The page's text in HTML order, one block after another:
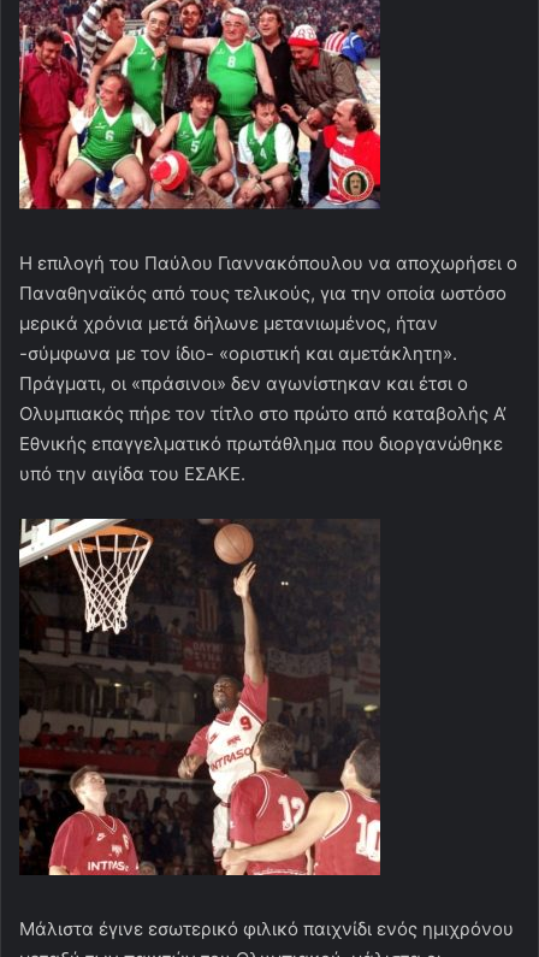
Η επιλογή του Παύλου Γιαννακόπουλου να αποχωρήσει ο
Παναθηναϊκός από τους τελικούς, για την οποία ωστόσο
μερικά χρόνια μετά δήλωνε μετανιωμένος, ήταν
-σύμφωνα με τον ίδιο- «οριστική και αμετάκλητη».
Πράγματι, οι «πράσινοι» δεν αγωνίστηκαν και έτσι ο
Ολυμπιακός πήρε τον τίτλο στο πρώτο από καταβολής Α’
Εθνικής επαγγελματικό πρωτάθλημα που διοργανώθηκε
υπό την αιγίδα του ΕΣΑΚΕ.
Μάλιστα έγινε εσωτερικό φιλικό παιχνίδι ενός ημιχρόνου